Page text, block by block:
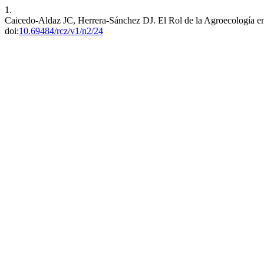
1.
Caicedo-Aldaz JC, Herrera-Sánchez DJ. El Rol de la Agroecología
doi:10.69484/rcz/v1/n2/24